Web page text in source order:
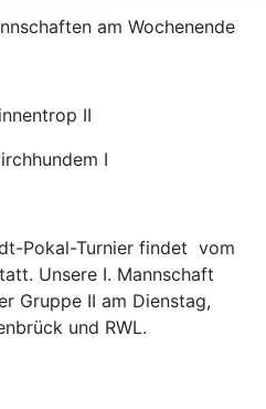
am Wochenende
II
I
Pokal-Turnier findet vom
Unsere I. Mannschaft
Gruppe II am Dienstag,
und RWL.